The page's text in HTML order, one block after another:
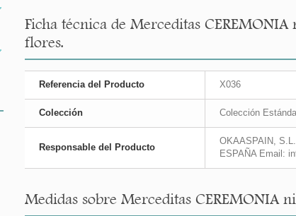
Ficha técnica de Merceditas
flores.
Referencia del Producto X036
Colección Colección
Responsable del Producto
OKAASPAIN,
ESPAÑA Email:
Medidas sobre Merceditas CEREMONIA